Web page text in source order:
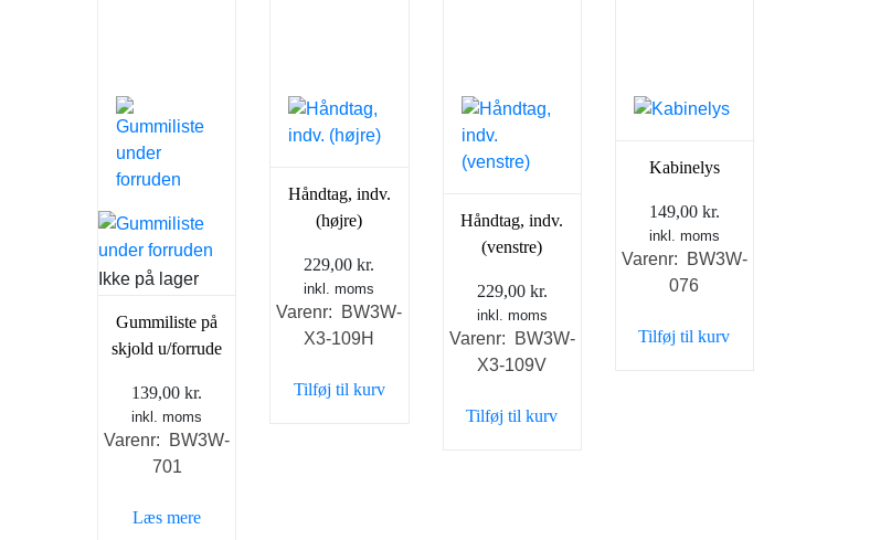
Ikke på lager
Gummiliste på
skjold u/forrude
139,00kr.
inkl. moms
Varenr: BW3W-
701
Læs mere
Håndtag, indv.
(højre)
229,00kr.
inkl. moms
Varenr: BW3W-
X3-109H
Tilføj til kurv
Håndtag, indv.
(venstre)
229,00 kr.
inkl. moms
Varenr: BW3W-
X3-109V
Tilføj til kurv
Kabinelys
149,00 kr.
inkl. moms
Varenr: BW3W-
076
Tilføj til kurv